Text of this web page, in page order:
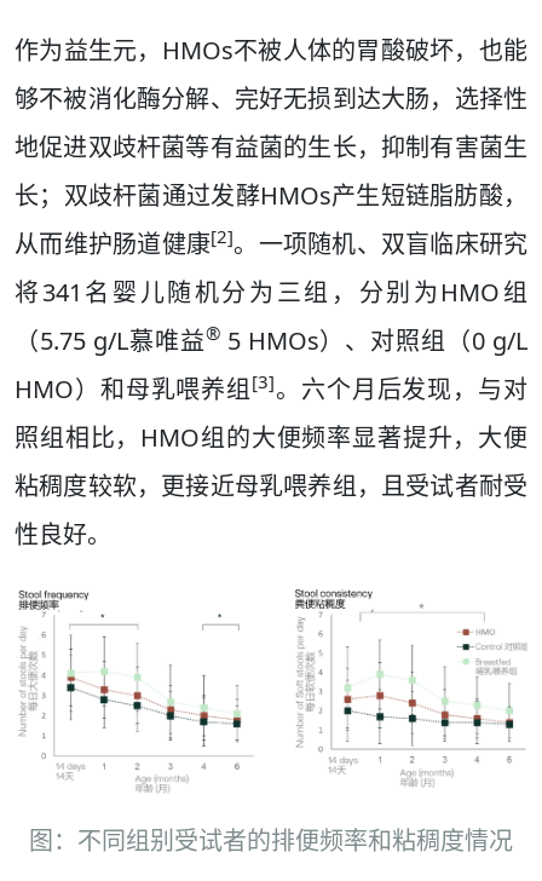
作为益生元，HMOs不被人体的胃酸破坏，也能
够不被消化酶分解、完好无损到达大肠，选择性
地促进双歧杆菌等有益菌的生长，抑制有害菌生
长；双歧杆菌通过发酵HMOs产生短链脂肪酸，
从而维护肠道健康[2]。一项随机、双盲临床研究
将341名婴儿随机分为三组，分别为HMO组
（5.75 g/L慕唯益®5 HMOs）、对照组（0 g/L
HMO）和母乳喂养组[3]。六个月后发现，与对
照组相比，HMO组的大便频率显著提升，大便
粘稠度较软，更接近母乳喂养组，且受试者耐受
性良好。
图：不同组别受试者的排便频率和粘稠度情况